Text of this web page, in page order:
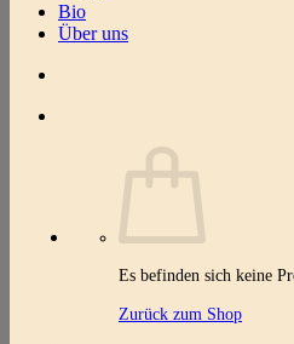
Bio
Über uns
Es befinden sich keine
Zurück zum Shop